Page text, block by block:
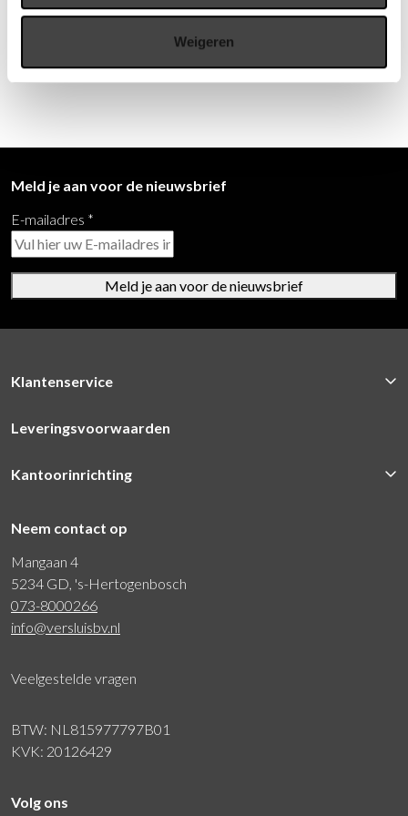
Weigeren
073-8000266
Meld je aan voor de nieuwsbrief
E-mailadres *
Meld je aan voor de nieuwsbrief
Klantenservice
Leveringsvoorwaarden
Kantoorinrichting
Neem contact op
Mangaan 4
5234 GD, 's-Hertogenbosch
073-8000266
info@versluisbv.nl
Veelgestelde vragen
BTW: NL815977797B01
KVK: 20126429
Volg ons